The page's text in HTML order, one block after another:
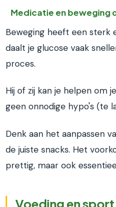
Medicatie en beweging
Beweging heeft een sterk
daalt je glucose vaak
proces.
Hij of zij kan je helpen om
geen onnodige hypo's (te
Denk aan het aanpassen
de juiste snacks. Het
prettig, maar ook
Voeding en